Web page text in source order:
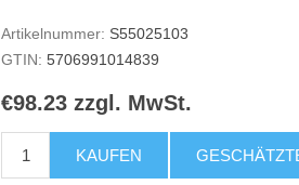
Artikelnummer: S55025103
GTIN: 5706991014839
€98.23 zzgl. MwSt.
KAUFEN